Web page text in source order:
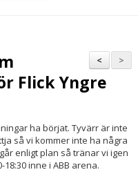
>
<
Flick Yngre
ha börjat. Tyvärr är inte
så vi kommer inte ha några
enligt plan så tränar vi igen
inne i ABB arena.